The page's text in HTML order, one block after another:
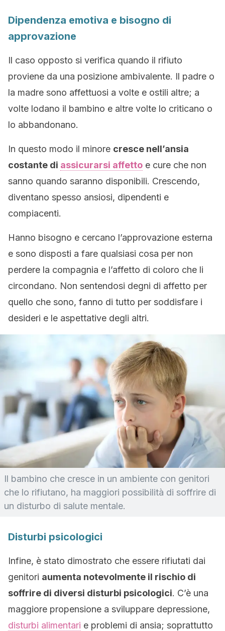
Dipendenza emotiva e bisogno di
approvazione
Il caso opposto si verifica quando il rifiuto
proviene da una posizione ambivalente. Il padre o
la madre sono affettuosi a volte e ostili altre; a
volte lodano il bambino e altre volte lo criticano o
lo abbandonano.
In questo modo il minore cresce nell’ansia
costante di assicurarsi affetto e cure che non
sanno quando saranno disponibili. Crescendo,
diventano spesso ansiosi, dipendenti e
compiacenti.
Hanno bisogno e cercano l’approvazione esterna
e sono disposti a fare qualsiasi cosa per non
perdere la compagnia e l’affetto di coloro che li
circondano. Non sentendosi degni di affetto per
quello che sono, fanno di tutto per soddisfare i
desideri e le aspettative degli altri.
Il bambino che cresce in un ambiente con genitori
che lo rifiutano, ha maggiori possibilità di soffrire di
un disturbo di salute mentale.
Disturbi psicologici
Infine, è stato dimostrato che essere rifiutati dai
genitori aumenta notevolmente il rischio di
soffrire di diversi disturbi psicologici. C’è una
maggiore propensione a sviluppare depressione,
disturbi alimentari e problemi di ansia; soprattutto